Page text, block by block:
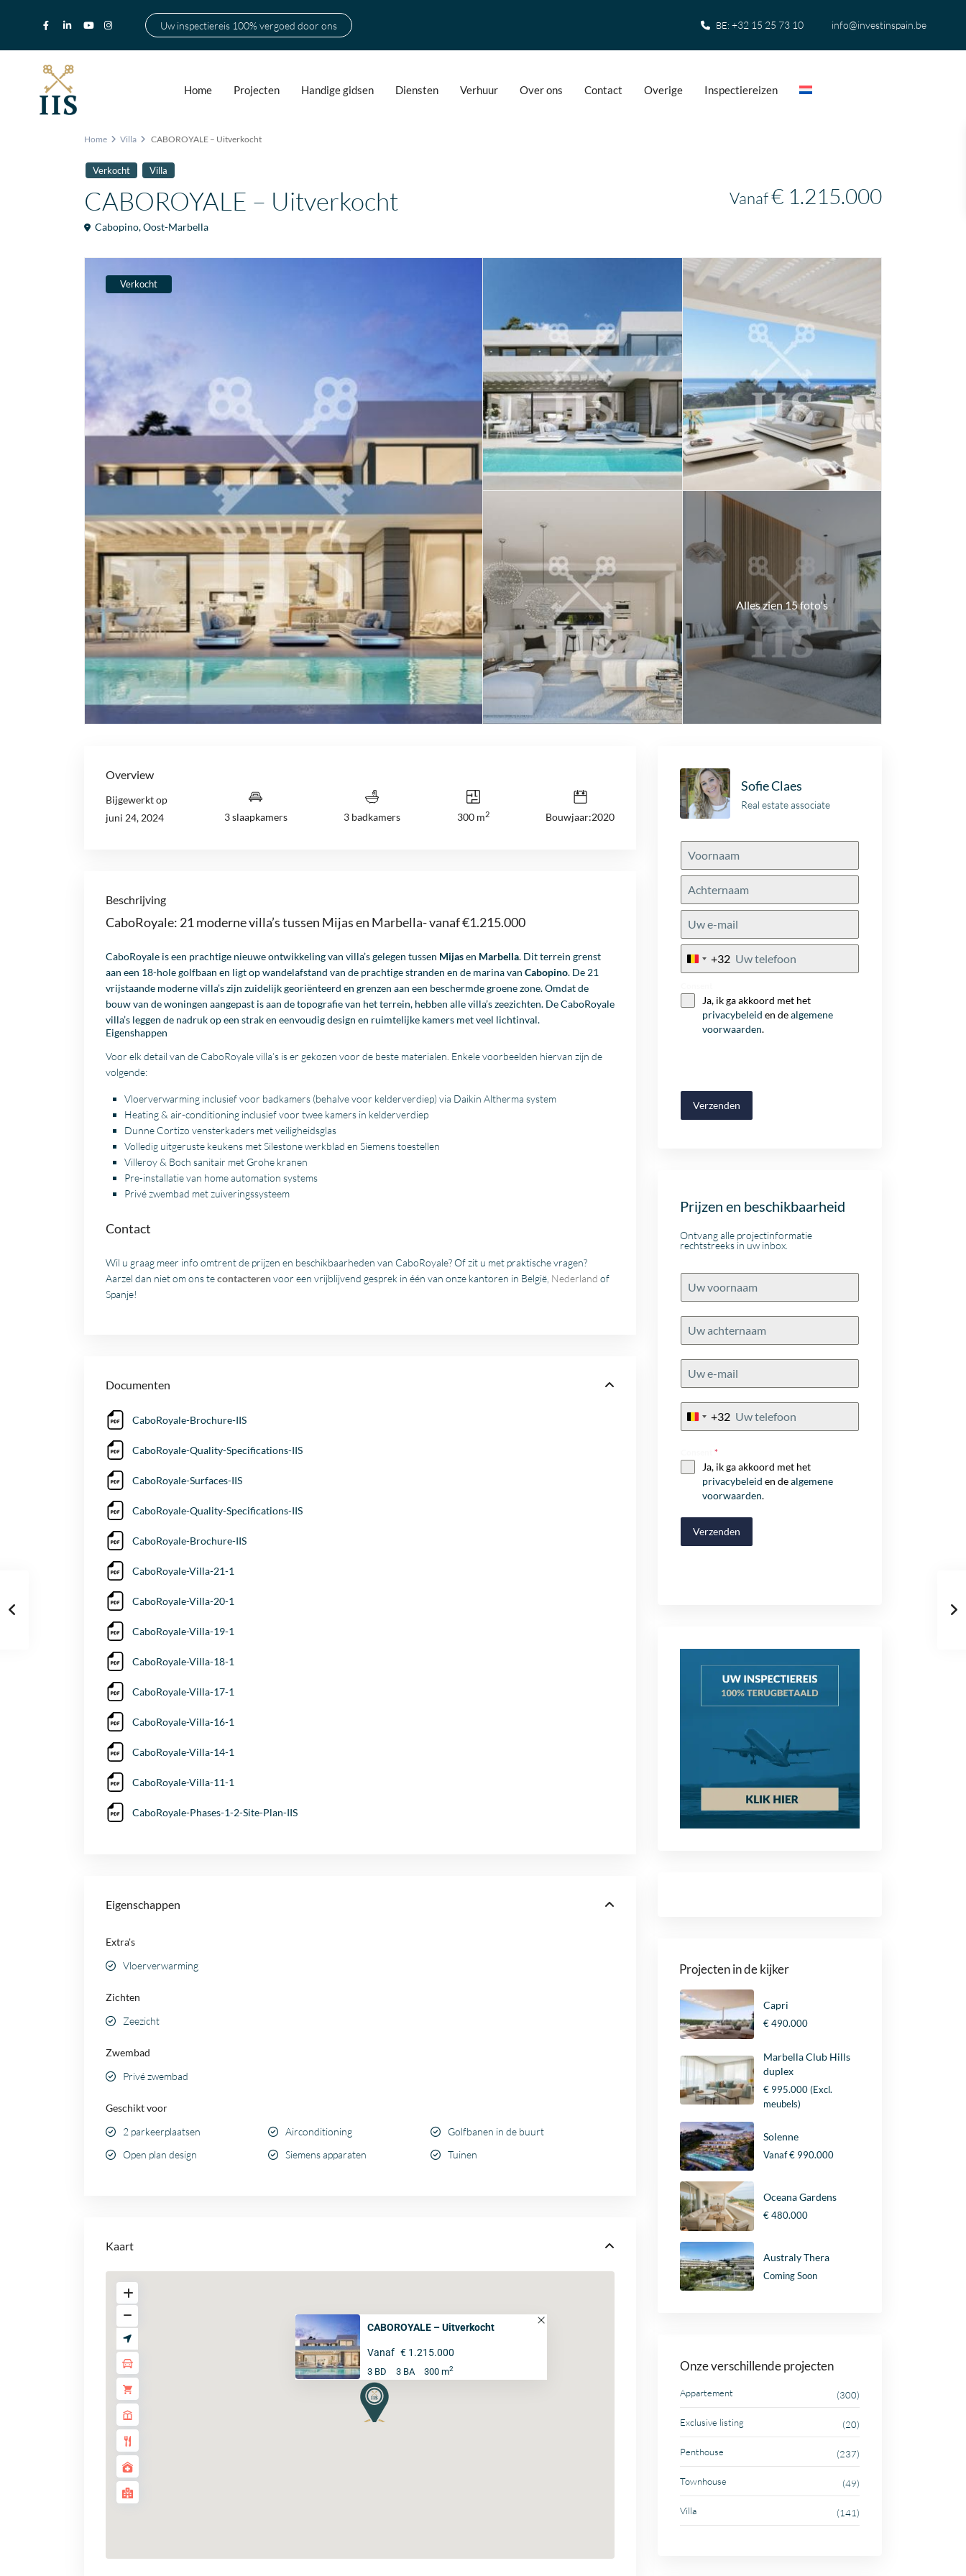
Uw inspectiereis 100% vergoed door ons BE:+32 15 25 73 10 info@investinspain.be
Home Projecten Handige gidsen Diensten Verhuur Over ons Contact Overige Inspectiereizen
Home Villa CABOROYALE – Uitverkocht
Verkocht Villa
CABOROYALE – Uitverkocht Vanaf€ 1.215.000
Cabopino,Oost-Marbella
Verkocht
Alles zien 15 foto's
Overview
Bijgewerkt op
juni 24, 2024
3 slaapkamers 3 badkamers 300 m2 Bouwjaar:2020
Beschrijving
CaboRoyale: 21 moderne villa’s tussen Mijas en Marbella- vanaf €1.215.000
CaboRoyale is een prachtige nieuwe ontwikkeling van villa’s gelegen tussen Mijasen Marbella. Dit terrein grenst
aan een 18-hole golfbaan en ligt op wandelafstand van de prachtige stranden en de marina van Cabopino. De 21
vrijstaande moderne villa’s zijn zuidelijk georiënteerd en grenzen aan een beschermde groene zone. Omdat de
bouw van de woningen aangepast is aan de topografie van het terrein, hebben alle villa’s zeezichten. De CaboRoyale
villa’s leggen de nadruk op een strak en eenvoudig design en ruimtelijke kamers met veel lichtinval.
Eigenshappen
Voor elk detail van de CaboRoyale villa’s is er gekozen voor de beste materialen. Enkele voorbeelden hiervan zijn de
volgende:
Vloerverwarming inclusief voor badkamers (behalve voor kelderverdiep) via Daikin Altherma system
Heating & air-conditioning inclusief voor twee kamers in kelderverdiep
Dunne Cortizo vensterkaders met veiligheidsglas
Volledig uitgeruste keukens met Silestone werkblad en Siemens toestellen
Villeroy & Boch sanitair met Grohe kranen
Pre-installatie van home automation systems
Privé zwembad met zuiveringssysteem
Contact
Wil u graag meer info omtrent de prijzen en beschikbaarheden van CaboRoyale? Of zit u met praktische vragen?
Aarzel dan niet om ons tecontacterenvoor een vrijblijvend gesprek in één van onze kantoren in België, Nederland of
Spanje!
Documenten
CaboRoyale-Brochure-IIS
CaboRoyale-Quality-Specifications-IIS
CaboRoyale-Surfaces-IIS
CaboRoyale-Quality-Specifications-IIS
CaboRoyale-Brochure-IIS
CaboRoyale-Villa-21-1
CaboRoyale-Villa-20-1
CaboRoyale-Villa-19-1
CaboRoyale-Villa-18-1
CaboRoyale-Villa-17-1
CaboRoyale-Villa-16-1
CaboRoyale-Villa-14-1
CaboRoyale-Villa-11-1
CaboRoyale-Phases-1-2-Site-Plan-IIS
Eigenschappen
Extra's
Vloerverwarming
Zichten
Zeezicht
Zwembad
Privé zwembad
Geschikt voor
2 parkeerplaatsen
Airconditioning
Golfbanen in de buurt
Open plan design
Siemens apparaten Tuinen
Kaart
CABOROYALE – Uitverkocht
Vanaf € 1.215.000
3 BD 3 BA 300 m2
Sofie Claes
Real estate associate
Belgium
+32
Ja, ik ga akkoord met het
privacybeleid en dealgemene
voorwaarden.
Verzenden
Prijzen en beschikbaarheid
Ontvang alle projectinformatie
rechtstreeks in uw inbox.
Belgium
+32
*
Ja, ik ga akkoord met het
privacybeleid en dealgemene
voorwaarden.
Verzenden
Projecten in de kijker
Capri
€ 490.000
Marbella Club Hills
duplex
€ 995.000(Excl.
meubels)
Solenne
Vanaf€ 990.000
Oceana Gardens
€ 480.000
Australy Thera
Coming Soon
Onze verschillende projecten
Appartement (300)
Exclusive listing (20)
Penthouse (237)
Townhouse (49)
Villa (141)